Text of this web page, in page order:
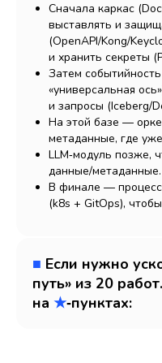
Сначала каркас
выставлять и
(OpenAPI/Kong/
и хранить секреты
Затем
«универсальная
и запросы (Iceberg/
На этой базе —
метаданные, где
LLM‑модуль позже,
данные/метаданные.
В финале —
(k8s + GitOps),
■ Если нужно
путь» из 20
на ★‑пунктах: